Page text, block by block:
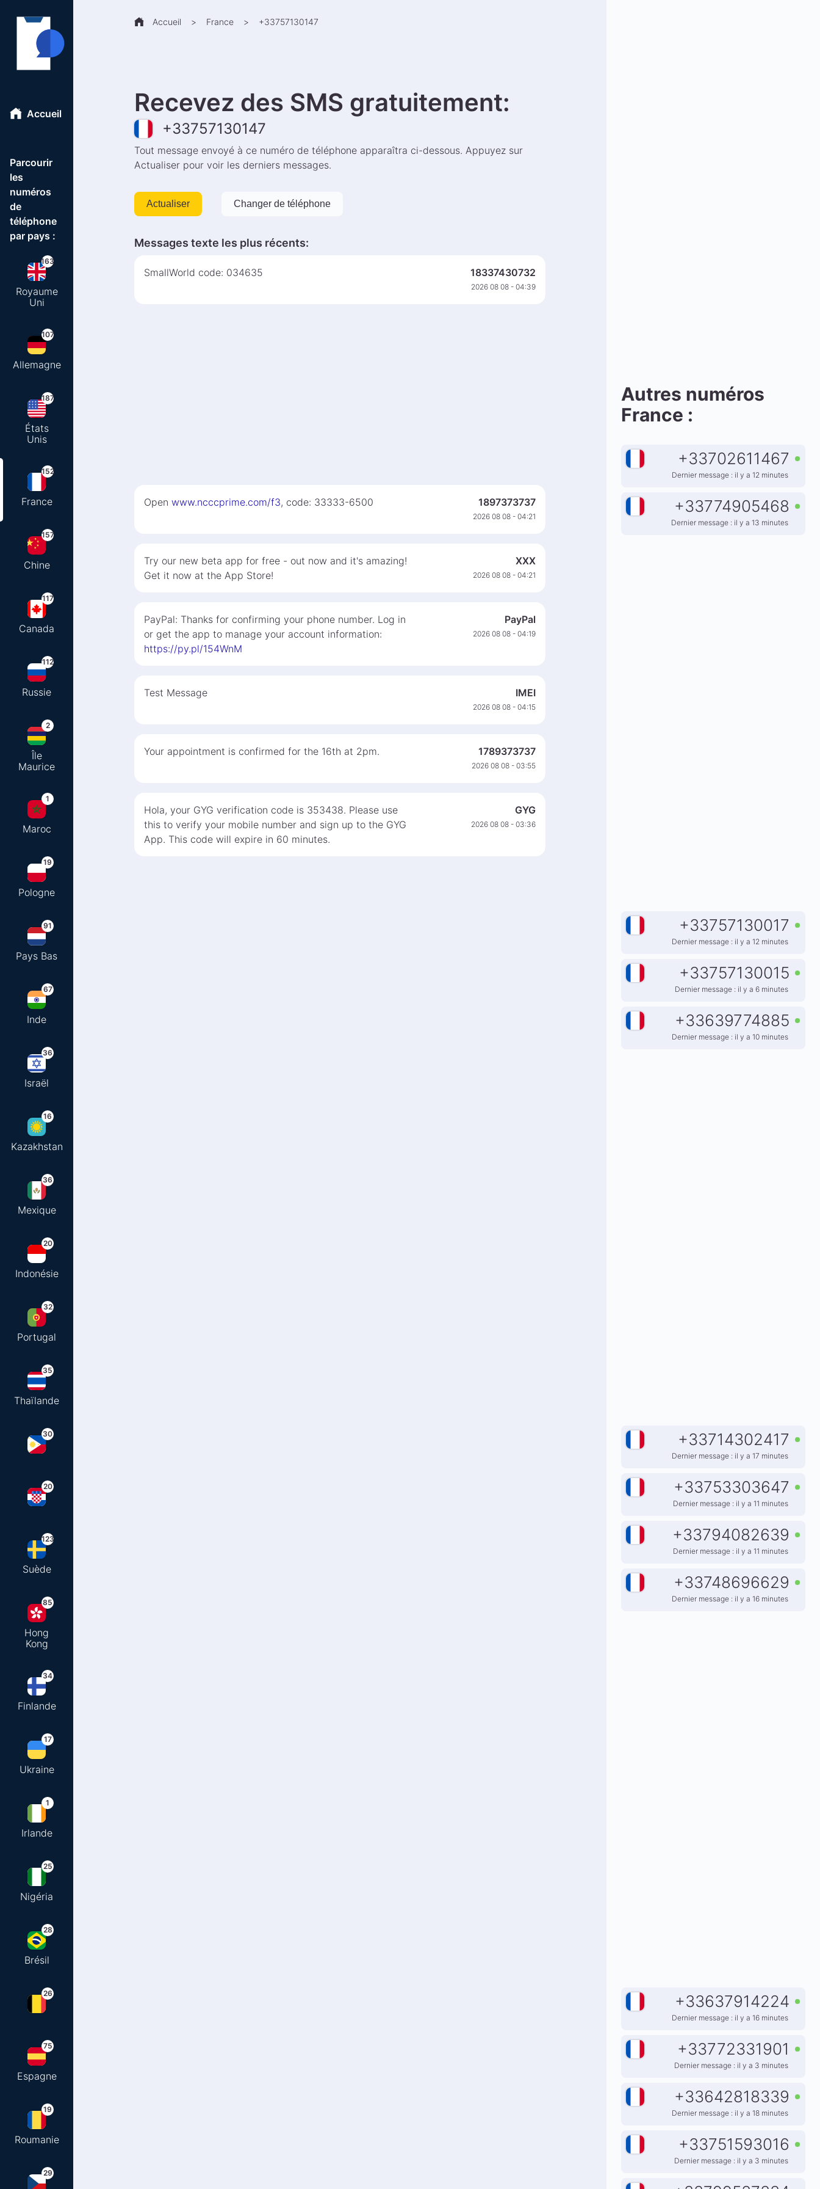
Accueil
Parcourir
les
numéros
de
téléphone
par pays :
163
Royaume
Uni
107
Allemagne
187
États
Unis
152
France
157
Chine
117
Canada
112
Russie
2
Île
Maurice
1
Maroc
19
Pologne
91
Pays Bas
67
Inde
36
Israël
16
Kazakhstan
36
Mexique
20
Indonésie
32
Portugal
35
Thaïlande
30
20
123
Suède
85
Hong
Kong
34
Finlande
17
Ukraine
1
Irlande
25
Nigéria
28
Brésil
26
75
Espagne
19
Roumanie
29
Accueil > France > +33757130147
Recevez des SMS gratuitement:
+33757130147
Tout message envoyé à ce numéro de téléphone apparaîtra ci-dessous. Appuyez sur
Actualiser pour voir les derniers messages.
Actualiser Changer de téléphone
Messages texte les plus récents:
SmallWorld code: 034635 18337430732
2026 08 08 - 04:39
Open www.ncccprime.com/f3, code: 33333-6500 1897373737
2026 08 08 - 04:21
Try our new beta app for free - out now and it's amazing!
Get it now at the App Store!
XXX
2026 08 08 - 04:21
PayPal: Thanks for confirming your phone number. Log in
or get the app to manage your account information:
https://py.pl/154WnM
PayPal
2026 08 08 - 04:19
Test Message IMEI
2026 08 08 - 04:15
Your appointment is confirmed for the 16th at 2pm. 1789373737
2026 08 08 - 03:55
Hola, your GYG verification code is 353438. Please use
this to verify your mobile number and sign up to the GYG
App. This code will expire in 60 minutes.
GYG
2026 08 08 - 03:36
Autres numéros
France :
+33702611467
Dernier message : il y a 12 minutes
+33774905468
Dernier message : il y a 13 minutes
+33757130017
Dernier message : il y a 12 minutes
+33757130015
Dernier message : il y a 6 minutes
+33639774885
Dernier message : il y a 10 minutes
+33714302417
Dernier message : il y a 17 minutes
+33753303647
Dernier message : il y a 11 minutes
+33794082639
Dernier message : il y a 11 minutes
+33748696629
Dernier message : il y a 16 minutes
+33637914224
Dernier message : il y a 16 minutes
+33772331901
Dernier message : il y a 3 minutes
+33642818339
Dernier message : il y a 18 minutes
+33751593016
Dernier message : il y a 3 minutes